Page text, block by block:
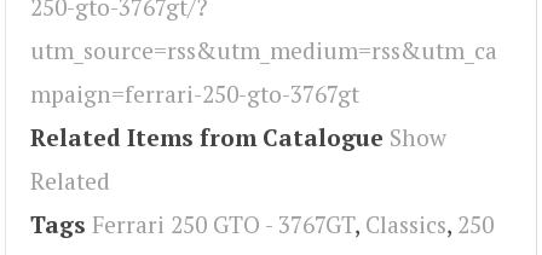
250-gto-3767gt/?
utm_source=rss&utm_medium=rss&utm_ca
mpaign=ferrari-250-gto-3767gt
Related Items from Catalogue Show
Related
Tags Ferrari 250 GTO - 3767GT, Classics, 250